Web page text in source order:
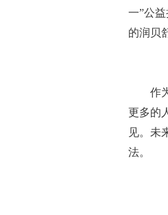
一”公
的润贝
作
更多的
见。未
法。